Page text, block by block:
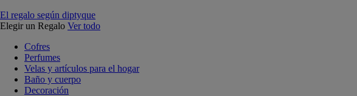
El regalo según diptyque
Elegir un Regalo Ver todo
Cofres
Perfumes
Velas y artículos para el hogar
Baño y cuerpo
Decoración